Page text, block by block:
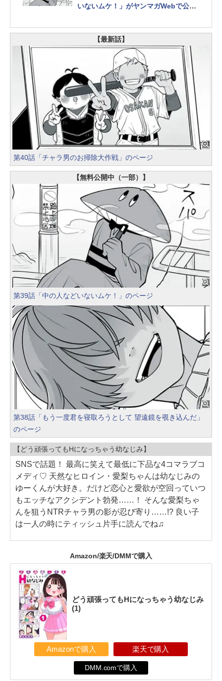
いないムケ！」がヤンマガWebで公
【最新話】
第40話「チャラ男のお掃除大作戦」のページ
【無料公開中（一部）】
第39話「中の人などいないムケ！」のページ
第38話「もう一度君を寝取ろうとして 望遠鏡を覗き込んだ」
のページ
【どう頑張ってもHになっちゃう幼なじみ】
SNSで話題！ 最高に笑えて最低に下品な4コマラブコ
メディ♡ 天然なヒロイン・愛梨ちゃんは幼なじみの
ゆーくんが大好き。だけど恋心と愛欲が空回っていつ
もエッチなアクシデント勃発……！ そんな愛梨ちゃ
んを狙うNTRチャラ男の影が忍び寄り……!? 良い子
は一人の時にティッシュ片手に読んでね♫
Amazon/楽天/DMMで購入
どう頑張ってもHになっちゃう幼なじみ
(1)
Amazonで購入 楽天で購入
DMM.comで購入